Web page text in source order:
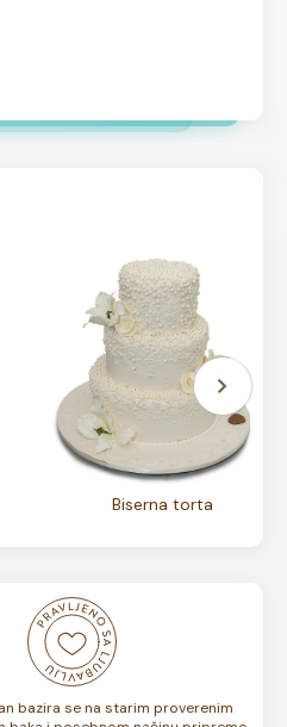
Biserna torta
bazira se na starim proverenim